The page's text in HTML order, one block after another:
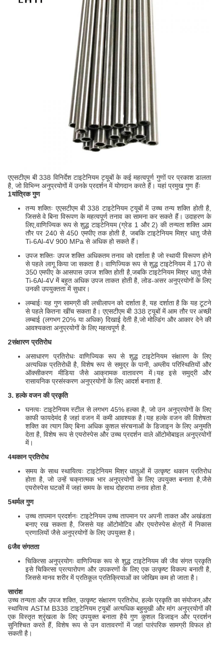
एएसटीएम बी 338 विनिर्देश टाइटेनियम ट्यूबों के कई महत्वपूर्ण गुणों पर प्रकाश डालता
है, जो विभिन्न अनुप्रयोगों में उनके प्रदर्शन में योगदान करते हैं। यहां प्रमुख गुण हैंः
1यांत्रिक गुण
तन्य शक्तिः एएसटीएम बी 338 टाइटेनियम ट्यूबों में उच्च तन्य शक्ति होती है,
जिससे वे बिना विरूपण के महत्वपूर्ण तनाव का सामना कर सकते हैं। उदाहरण के
लिए,वाणिज्यिक रूप से शुद्ध टाइटेनियम (ग्रेड 1 और 2) की तन्यता शक्ति आम
तौर पर 240 से 450 एमपीए तक होती है, जबकि टाइटेनियम मिश्र धातु जैसे
Ti-6Al-4V 900 MPa से अधिक हो सकते हैं।
उपज शक्तिः उपज शक्ति अधिकतम तनाव को दर्शाता है जो स्थायी विरूपण होने
से पहले लागू किया जा सकता है। वाणिज्यिक रूप से शुद्ध टाइटेनियम में 170 से
350 एमपीए के आसपास उपज शक्ति होती है,जबकि टाइटेनियम मिश्र धातु जैसे
Ti-6Al-4V में बहुत अधिक उपज ताकत होती है, लोड-असर अनुप्रयोगों के लिए
उनकी उपयुक्तता में सुधार।
लम्बाईः यह गुण सामग्री की लचीलापन को दर्शाता है, यह दर्शाता है कि यह टूटने
से पहले कितना खींच सकता है। एएसटीएम बी 338 ट्यूबों में आम तौर पर अच्छी
लम्बाई (लगभग 20% या अधिक) दिखाई देती है,जो मोल्डिंग और आकार देने की
आवश्यकता अनुप्रयोगों के लिए महत्वपूर्ण है.
2संक्षारण प्रतिरोध
असाधारण प्रतिरोधः वाणिज्यिक रूप से शुद्ध टाइटेनियम संक्षारण के लिए
अत्यधिक प्रतिरोधी है, विशेष रूप से समुद्र के पानी, अम्लीय परिस्थितियों और
ऑक्सीकरण मीडिया जैसे आक्रामक वातावरण में।यह इसे समुद्री और
रासायनिक प्रसंस्करण अनुप्रयोगों के लिए आदर्श बनाता है.
3. हल्के वजन की प्रकृति
घनत्वः टाइटेनियम स्टील से लगभग 45% हल्का है, जो उन अनुप्रयोगों के लिए
काफी फायदेमंद है जहां वजन में कमी आवश्यक है।यह हल्के वजन की विशेषता
शक्ति का त्याग किए बिना अधिक कुशल संरचनाओं के डिजाइन के लिए अनुमति
देता है, विशेष रूप से एयरोस्पेस और उच्च प्रदर्शन वाले ऑटोमोबाइल अनुप्रयोगों
में।
4थकान प्रतिरोध
समय के साथ स्थायित्वः टाइटेनियम मिश्र धातुओं में उत्कृष्ट थकान प्रतिरोध
होता है, जो उन्हें चक्रात्मक भार अनुप्रयोगों के लिए उपयुक्त बनाता है,जैसे
एयरोस्पेस घटकों में जहां समय के साथ दोहराया तनाव होता है.
5थर्मल गुण
उच्च तापमान प्रदर्शनः टाइटेनियम उच्च तापमान पर अपनी ताकत और अखंडता
बनाए रख सकता है, जिससे यह ऑटोमोटिव और एयरोस्पेस क्षेत्रों में निकास
प्रणालियों जैसे अनुप्रयोगों के लिए उपयुक्त है।
6जैव संगतता
चिकित्सा अनुप्रयोगः वाणिज्यिक रूप से शुद्ध टाइटेनियम की जैव संगत प्रकृति
इसे चिकित्सा प्रत्यारोपण और उपकरणों के लिए एक उत्कृष्ट विकल्प बनाती है,
जिससे मानव शरीर में प्रतिकूल प्रतिक्रियाओं का जोखिम कम हो जाता है।
सारांश
उच्च तन्यता और उपज शक्ति, उत्कृष्ट संक्षारण प्रतिरोध, हल्के प्रकृति का संयोजन,और
स्थायित्व ASTM B338 टाइटेनियम ट्यूबों अत्यधिक बहुमुखी और मांग अनुप्रयोगों की
एक विस्तृत श्रृंखला के लिए उपयुक्त बनाता हैये गुण कुशल डिजाइन और प्रदर्शन
सुनिश्चित करते हैं, विशेष रूप से उन वातावरणों में जहां पारंपरिक सामग्री विफल हो
सकती है।